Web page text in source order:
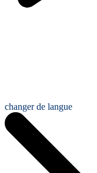
changer de langue